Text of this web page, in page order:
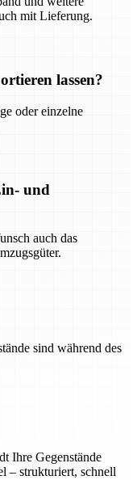
mit Lieferung.
lassen?
oder einzelne
und
auch das
sind während des
Ihre Gegenstände
– strukturiert, schnell